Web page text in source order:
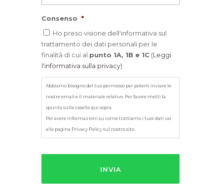
Consenso *
Ho preso visione dell'informativa sul
trattamento dei dati personali per le
finalità di cui al punto 1A, 1B e 1C (Leggi
l'informativa sulla privacy)
Abbiamo bisogno del tuo permesso per poterti inviare le
nostre email e il materiale relativo. Per favore metti la
spunta sulla casella qui sopra.
Per avere informazioni su come trattiamo i tuoi dati vai
alla pagina Privacy Policy sul nostro sito.